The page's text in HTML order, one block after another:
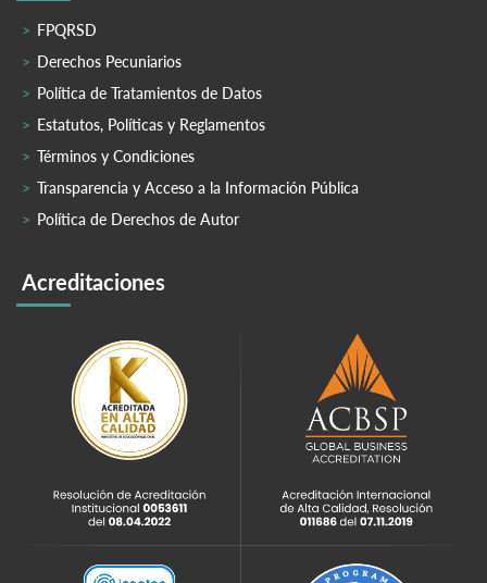
FPQRSD
Derechos Pecuniarios
Política de Tratamientos de Datos
Estatutos, Políticas y Reglamentos
Términos y Condiciones
Transparencia y Acceso a la Información Pública
Política de Derechos de Autor
Acreditaciones